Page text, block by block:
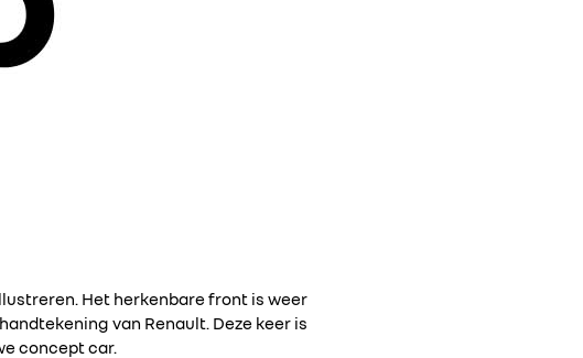
Het herkenbare front is weer
van Renault. Deze keer is
concept car.